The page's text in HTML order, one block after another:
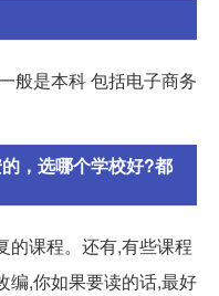
般是本科 包括电子商务
，选哪个学校好?都
的课程。还有,有些课程
编,你如果要读的话,最好